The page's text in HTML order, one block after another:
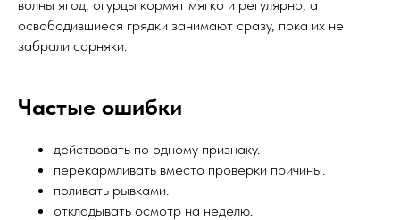
волны ягод, огурцы кормят мягко и регулярно, а
освободившиеся грядки занимают сразу, пока их не
забрали сорняки.
Частые ошибки
действовать по одному признаку.
перекармливать вместо проверки причины.
поливать рывками.
откладывать осмотр на неделю.